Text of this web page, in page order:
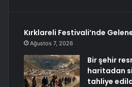
Kırklareli Festivali’nde
Ağustos 7, 2026
Bir şehir
haritadan
tahliye